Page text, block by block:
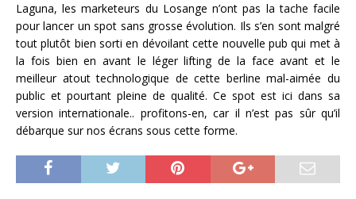
Laguna, les marketeurs du Losange n’ont pas la tache facile
pour lancer un spot sans grosse évolution. Ils s’en sont malgré
tout plutôt bien sorti en dévoilant cette nouvelle pub qui met à
la fois bien en avant le léger lifting de la face avant et le
meilleur atout technologique de cette berline mal-aimée du
public et pourtant pleine de qualité. Ce spot est ici dans sa
version internationale.. profitons-en, car il n’est pas sûr qu’il
débarque sur nos écrans sous cette forme.